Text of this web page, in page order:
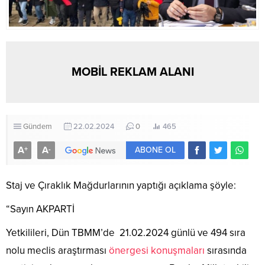
MOBİL REKLAM ALANI
Gündem 22.02.2024 0 465
A+ A- ABONE OL
Staj ve Çıraklık Mağdurlarının yaptığı açıklama şöyle:
“Sayın AKPARTİ
Yetkilileri, Dün TBMM’de 21.02.2024 günlü ve 494 sıra
nolu meclis araştırması önergesi konuşmaları sırasında